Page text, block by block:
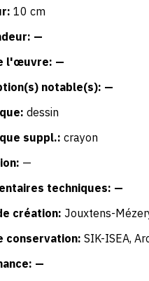
10 cm
—
l'œuvre: —
notable(s): —
dessin
suppl.: crayon
—
techniques: —
création: Jouxtens-
conservation: SIK-ISEA,
—